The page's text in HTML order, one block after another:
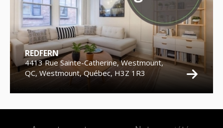
REDFERN
4413 Rue Sainte-Catherine, Westmount,
QC, Westmount, Québec, H3Z 1R3